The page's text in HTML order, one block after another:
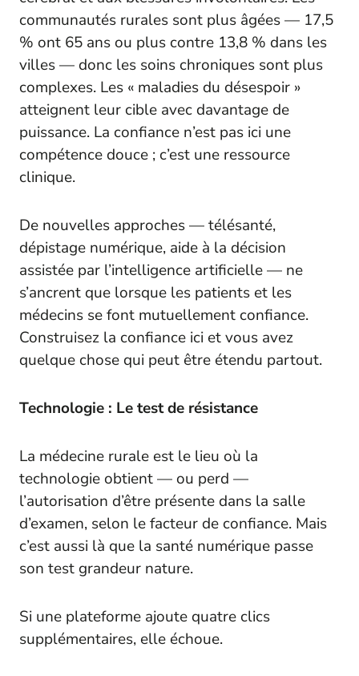
communautés rurales sont plus âgées — 17,5
% ont 65 ans ou plus contre 13,8 % dans les
villes — donc les soins chroniques sont plus
complexes. Les « maladies du désespoir »
atteignent leur cible avec davantage de
puissance. La confiance n’est pas ici une
compétence douce ; c’est une ressource
clinique.
De nouvelles approches — télésanté,
dépistage numérique, aide à la décision
assistée par l’intelligence artificielle — ne
s’ancrent que lorsque les patients et les
médecins se font mutuellement confiance.
Construisez la confiance ici et vous avez
quelque chose qui peut être étendu partout.
Technologie : Le test de résistance
La médecine rurale est le lieu où la
technologie obtient — ou perd —
l’autorisation d’être présente dans la salle
d’examen, selon le facteur de confiance. Mais
c’est aussi là que la santé numérique passe
son test grandeur nature.
Si une plateforme ajoute quatre clics
supplémentaires, elle échoue.